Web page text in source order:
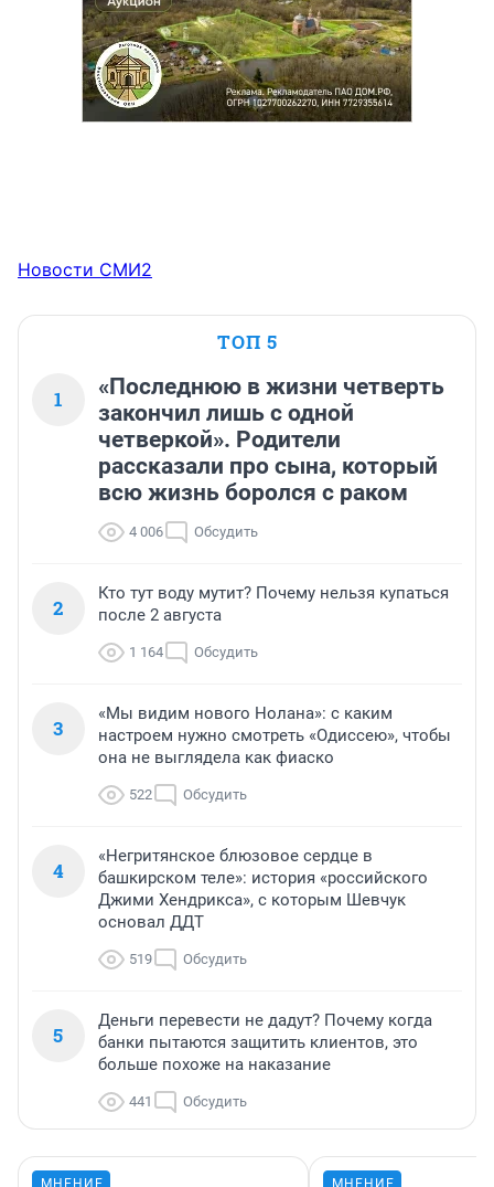
Новости СМИ2
ТОП 5
1
«Последнюю в жизни четверть
закончил лишь с одной
четверкой». Родители
рассказали про сына, который
всю жизнь боролся с раком
4 006 Обсудить
2
Кто тут воду мутит? Почему нельзя купаться
после 2 августа
1 164 Обсудить
3
«Мы видим нового Нолана»: с каким
настроем нужно смотреть «Одиссею», чтобы
она не выглядела как фиаско
522 Обсудить
4
«Негритянское блюзовое сердце в
башкирском теле»: история «российского
Джими Хендрикса», с которым Шевчук
основал ДДТ
519 Обсудить
5
Деньги перевести не дадут? Почему когда
банки пытаются защитить клиентов, это
больше похоже на наказание
441 Обсудить
МНЕНИЕ МНЕНИЕ